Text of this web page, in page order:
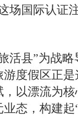
场国际认证
县”为战略
度假区正
以漂流为核
态，构建